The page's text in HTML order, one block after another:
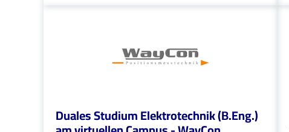
Duales Studium Elektrotechnik (B.Eng.)